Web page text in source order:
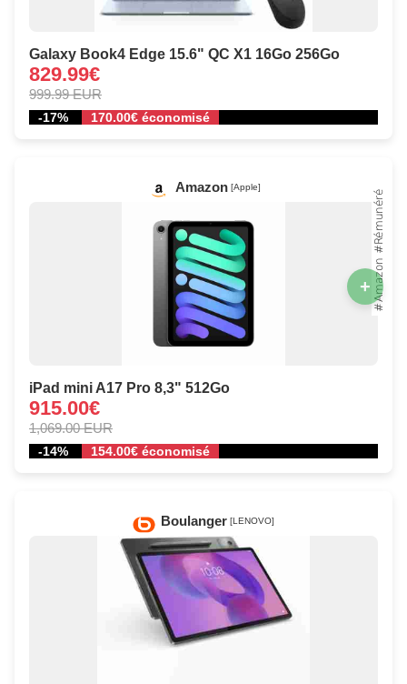
Galaxy Book4 Edge 15.6" QC X1 16Go 256Go
829.99€
999.99 EUR
-17% 170.00€ économisé
Amazon [Apple]
iPad mini A17 Pro 8,3" 512Go
915.00€
1,069.00 EUR
-14% 154.00€ économisé
+
Boulanger [LENOVO]